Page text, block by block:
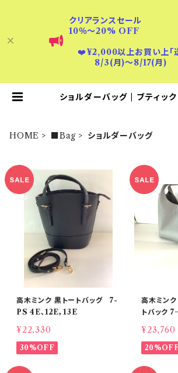
クリアランスセール
10％〜20% OFF
❤️¥2,000以上お買い上「
8/3(月)〜8/17(月)
ショルダーバッグ | ブティッ
HOME ■Bag ショルダーバッグ
高木ミンク 黒トートバッグ 7-
PS 4E、12E，13E
¥22,330
30%OFF
高木ミン
ト
¥23,760